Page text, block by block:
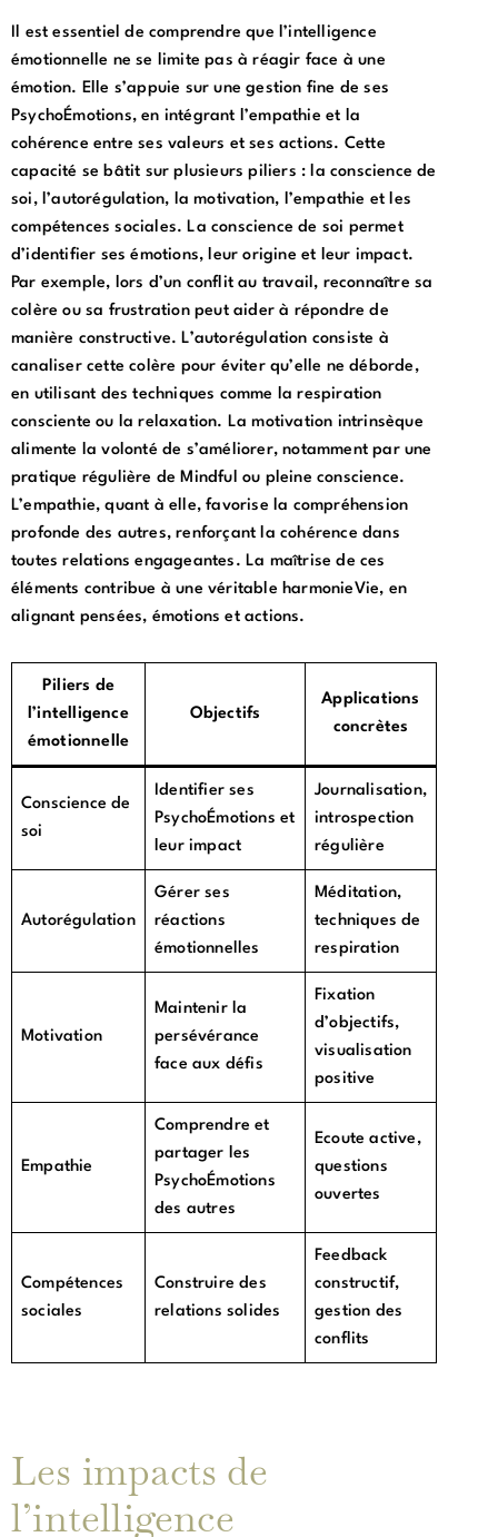
Il est essentiel de comprendre que l’intelligence
émotionnelle ne se limite pas à réagir face à une
émotion. Elle s’appuie sur une gestion fine de ses
PsychoÉmotions, en intégrant l’empathie et la
cohérence entre ses valeurs et ses actions. Cette
capacité se bâtit sur plusieurs piliers : la conscience de
soi, l’autorégulation, la motivation, l’empathie et les
compétences sociales. La conscience de soi permet
d’identifier ses émotions, leur origine et leur impact.
Par exemple, lors d’un conflit au travail, reconnaître sa
colère ou sa frustration peut aider à répondre de
manière constructive. L’autorégulation consiste à
canaliser cette colère pour éviter qu’elle ne déborde,
en utilisant des techniques comme la respiration
consciente ou la relaxation. La motivation intrinsèque
alimente la volonté de s’améliorer, notamment par une
pratique régulière de Mindful ou pleine conscience.
L’empathie, quant à elle, favorise la compréhension
profonde des autres, renforçant la cohérence dans
toutes relations engageantes. La maîtrise de ces
éléments contribue à une véritable harmonieVie, en
alignant pensées, émotions et actions.
Piliers de
l’intelligence
émotionnelle
Objectifs
Applications
concrètes
Conscience de
soi
Identifier ses
PsychoÉmotions et
leur impact
Journalisation,
introspection
régulière
Autorégulation
Gérer ses
réactions
émotionnelles
Méditation,
techniques de
respiration
Motivation
Maintenir la
persévérance
face aux défis
Fixation
d’objectifs,
visualisation
positive
Empathie
Comprendre et
partager les
PsychoÉmotions
des autres
Ecoute active,
questions
ouvertes
Compétences
sociales
Construire des
relations solides
Feedback
constructif,
gestion des
conflits
Les impacts de
l’intelligence